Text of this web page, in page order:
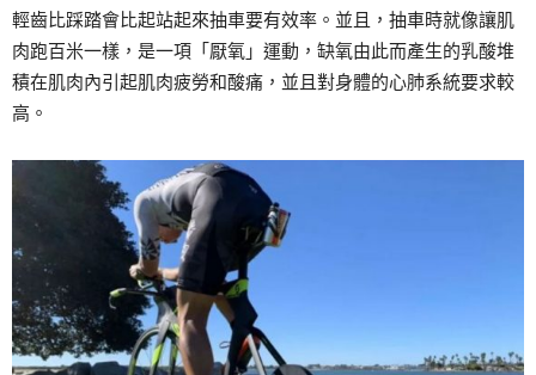
輕齒比踩踏會比起站起來抽車要有效率。並且，抽車時就像讓肌
肉跑百米一樣，是一項「厭氧」運動，缺氧由此而產生的乳酸堆
積在肌肉內引起肌肉疲勞和酸痛，並且對身體的心肺系統要求較
高。